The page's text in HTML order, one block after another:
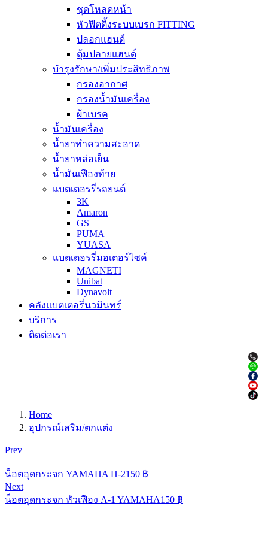
ชุดโหลดหน้า
หัวฟิตติ้งระบบเบรก FITTING
ปลอกแฮนด์
ตุ้มปลายแฮนด์
บำรุงรักษา/เพิ่มประสิทธิภาพ
กรองอากาศ
กรองน้ำมันเครื่อง
ผ้าเบรค
น้ำมันเครื่อง
น้ำยาทำความสะอาด
น้ำยาหล่อเย็น
น้ำมันเฟืองท้าย
แบตเตอรรี่รถยนต์
3K
Amaron
GS
PUMA
YUASA
แบตเตอรรี่มอเตอร์ไซค์
MAGNETI
Unibat
Dynavolt
คลังแบตเตอรี่นวมินทร์
บริการ
ติดต่อเรา
Home
อุปกรณ์เสริม/ตกแต่ง
Prev
น็อตอุดกระจก YAMAHA H-2150 ฿
Next
น็อตอุดกระจก หัวเฟือง A-1 YAMAHA150 ฿